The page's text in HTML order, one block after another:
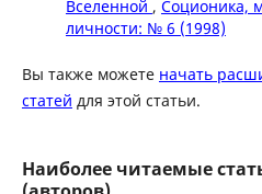
Вселенной , Соционика,
личности: № 6 (1998)
Вы также можете начать
статей для этой статьи.
Наиболее читаемые